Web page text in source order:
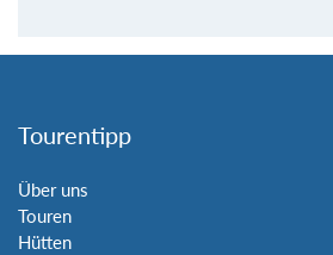
Tourentipp
Über uns
Touren
Hütten